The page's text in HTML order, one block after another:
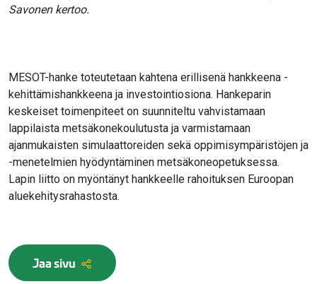
Savonen kertoo.
MESOT-hanke toteutetaan kahtena erillisenä hankkeena -
kehittämishankkeena ja investointiosiona. Hankeparin
keskeiset toimenpiteet on suunniteltu vahvistamaan
lappilaista metsäkonekoulutusta ja varmistamaan
ajanmukaisten simulaattoreiden sekä oppimisympäristöjen ja
-menetelmien hyödyntäminen metsäkoneopetuksessa.
Lapin liitto on myöntänyt hankkeelle rahoituksen Euroopan
aluekehitysrahastosta.
Jaa sivu